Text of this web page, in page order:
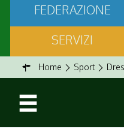
FEDERAZIONE
SERVIZI
Home Sport